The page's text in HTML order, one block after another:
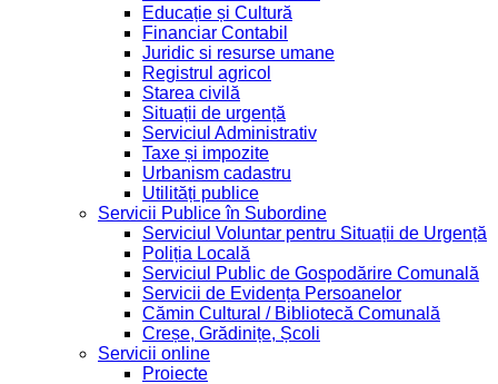
Educație și Cultură
Financiar Contabil
Juridic si resurse umane
Registrul agricol
Starea civilă
Situații de urgență
Serviciul Administrativ
Taxe și impozite
Urbanism cadastru
Utilități publice
Servicii Publice în Subordine
Serviciul Voluntar pentru Situații de Urgență
Poliția Locală
Serviciul Public de Gospodărire Comunală
Servicii de Evidența Persoanelor
Cămin Cultural / Bibliotecă Comunală
Creșe, Grădinițe, Școli
Servicii online
Proiecte